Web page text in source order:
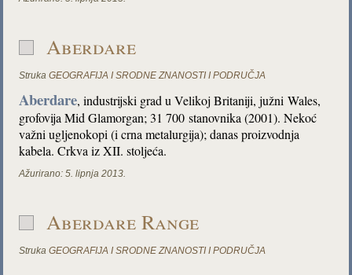
Aberdare
Struka GEOGRAFIJA I SRODNE ZNANOSTI I PODRUČJA
Aberdare, industrijski grad u Velikoj Britaniji, južni Wales,
grofovija Mid Glamorgan; 31 700 stanovnika (2001). Nekoć
važni ugljenokopi (i crna metalurgija); danas proizvodnja
kabela. Crkva iz XII. stoljeća.
Ažurirano: 5. lipnja 2013.
Aberdare Range
Struka GEOGRAFIJA I SRODNE ZNANOSTI I PODRUČJA